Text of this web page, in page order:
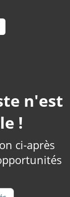
n'est
!
ci-après